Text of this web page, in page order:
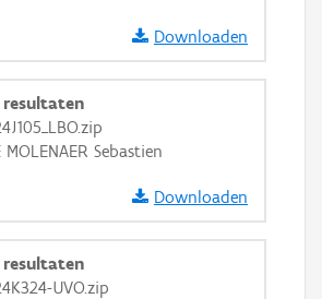
Downloaden
resultaten
Sebastien
Downloaden
resultaten
UVO.zip